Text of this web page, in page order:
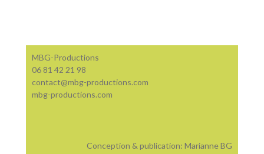
MBG-Productions
06 81 42 21 98
contact@mbg-productions.com
mbg-productions.com
Conception & publication: Marianne BG